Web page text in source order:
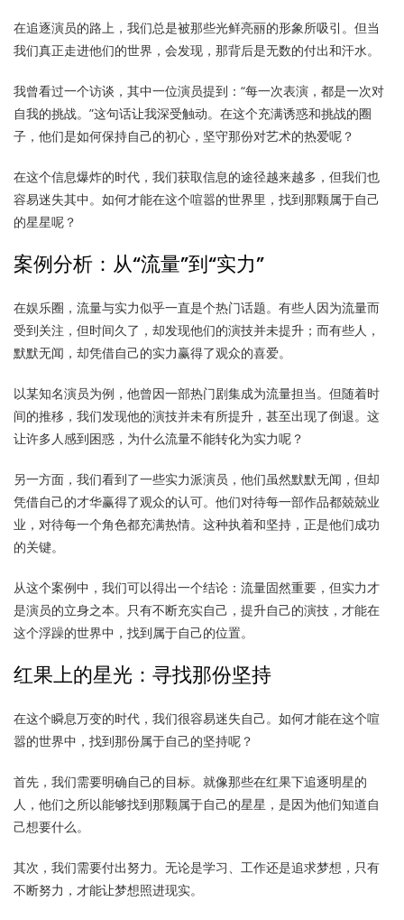
在追逐演员的路上，我们总是被那些光鲜亮丽的形象所吸引。但当
我们真正走进他们的世界，会发现，那背后是无数的付出和汗水。
我曾看过一个访谈，其中一位演员提到：“每一次表演，都是一次对
自我的挑战。”这句话让我深受触动。在这个充满诱惑和挑战的圈
子，他们是如何保持自己的初心，坚守那份对艺术的热爱呢？
在这个信息爆炸的时代，我们获取信息的途径越来越多，但我们也
容易迷失其中。如何才能在这个喧嚣的世界里，找到那颗属于自己
的星星呢？
案例分析：从“流量”到“实力”
在娱乐圈，流量与实力似乎一直是个热门话题。有些人因为流量而
受到关注，但时间久了，却发现他们的演技并未提升；而有些人，
默默无闻，却凭借自己的实力赢得了观众的喜爱。
以某知名演员为例，他曾因一部热门剧集成为流量担当。但随着时
间的推移，我们发现他的演技并未有所提升，甚至出现了倒退。这
让许多人感到困惑，为什么流量不能转化为实力呢？
另一方面，我们看到了一些实力派演员，他们虽然默默无闻，但却
凭借自己的才华赢得了观众的认可。他们对待每一部作品都兢兢业
业，对待每一个角色都充满热情。这种执着和坚持，正是他们成功
的关键。
从这个案例中，我们可以得出一个结论：流量固然重要，但实力才
是演员的立身之本。只有不断充实自己，提升自己的演技，才能在
这个浮躁的世界中，找到属于自己的位置。
红果上的星光：寻找那份坚持
在这个瞬息万变的时代，我们很容易迷失自己。如何才能在这个喧
嚣的世界中，找到那份属于自己的坚持呢？
首先，我们需要明确自己的目标。就像那些在红果下追逐明星的
人，他们之所以能够找到那颗属于自己的星星，是因为他们知道自
己想要什么。
其次，我们需要付出努力。无论是学习、工作还是追求梦想，只有
不断努力，才能让梦想照进现实。